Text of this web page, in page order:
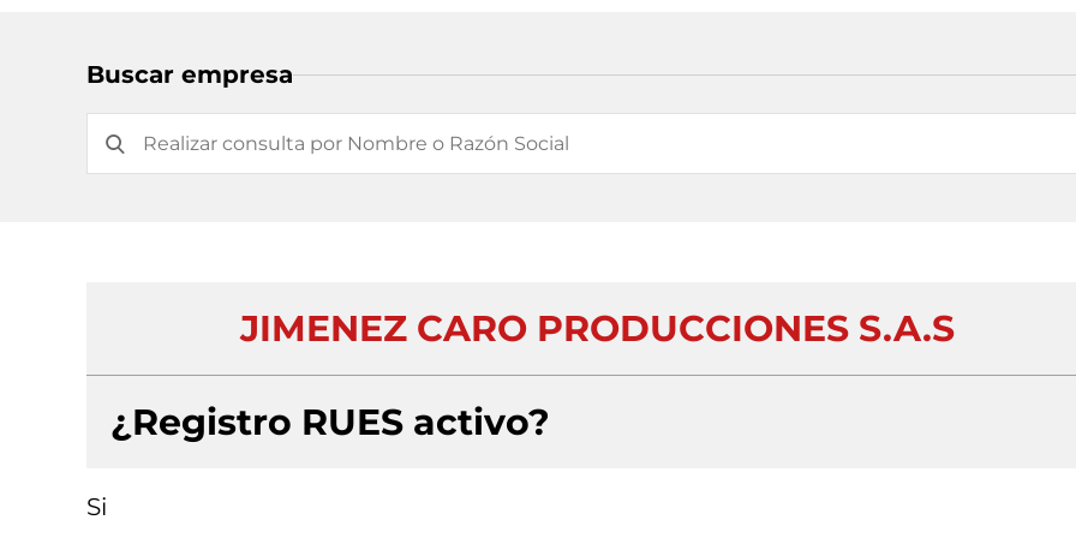
Buscar empresa
JIMENEZ CARO PRODUCCIONES S.A.S
¿Registro RUES activo?
Si